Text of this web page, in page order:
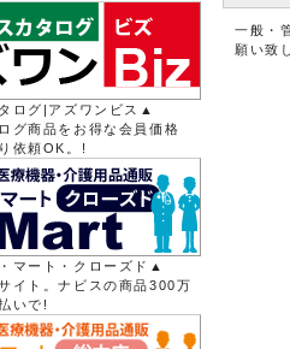
一般・
願い致
ログ|アズワンビス▲
グ商品をお得な会員価格
依頼OK。!
マート・クローズド▲
イト。ナビスの商品300万
いで!